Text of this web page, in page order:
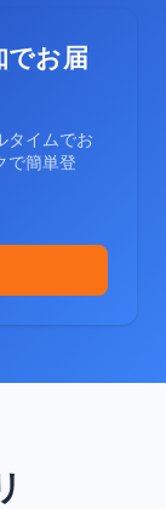
でお届
タイムでお
で簡単登